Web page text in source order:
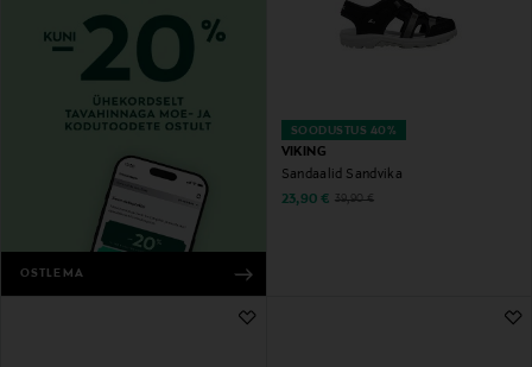
OSTLEMA
SOODUSTUS 40%
VIKING
Sandaalid Sandvika
Discounted Price
23,90 € Original Price
39,90 €